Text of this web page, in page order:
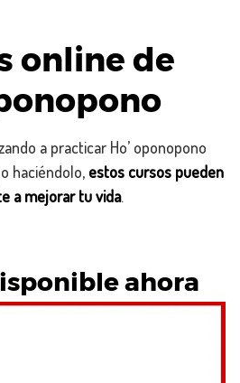
online de
a practicar Ho’ oponopono
haciéndolo, estos cursos pueden
a mejorar tu vida.
ahora